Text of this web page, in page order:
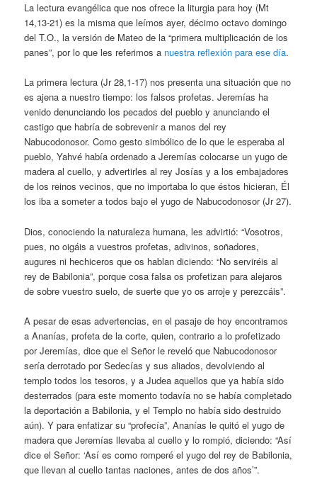
La lectura evangélica que nos ofrece la liturgia para hoy (Mt
14,13-21) es la misma que leímos ayer, décimo octavo domingo
del T.O., la versión de Mateo de la “primera multiplicación de los
panes”, por lo que les referimos a nuestra reflexión para ese día.
La primera lectura (Jr 28,1-17) nos presenta una situación que no
es ajena a nuestro tiempo: los falsos profetas. Jeremías ha
venido denunciando los pecados del pueblo y anunciando el
castigo que habría de sobrevenir a manos del rey
Nabucodonosor. Como gesto simbólico de lo que le esperaba al
pueblo, Yahvé había ordenado a Jeremías colocarse un yugo de
madera al cuello, y advertirles al rey Josías y a los embajadores
de los reinos vecinos, que no importaba lo que éstos hicieran, Él
los iba a someter a todos bajo el yugo de Nabucodonosor (Jr 27).
Dios, conociendo la naturaleza humana, les advirtió: “Vosotros,
pues, no oigáis a vuestros profetas, adivinos, soñadores,
augures ni hechiceros que os hablan diciendo: “No serviréis al
rey de Babilonia”, porque cosa falsa os profetizan para alejaros
de sobre vuestro suelo, de suerte que yo os arroje y perezcáis”.
A pesar de esas advertencias, en el pasaje de hoy encontramos
a Ananías, profeta de la corte, quien, contrario a lo profetizado
por Jeremías, dice que el Señor le reveló que Nabucodonosor
sería derrotado por Sedecías y sus aliados, devolviendo al
templo todos los tesoros, y a Judea aquellos que ya había sido
desterrados (para este momento todavía no se había completado
la deportación a Babilonia, y el Templo no había sido destruido
aún). Y para enfatizar su “profecía”, Ananías le quitó el yugo de
madera que Jeremías llevaba al cuello y lo rompió, diciendo: “Así
dice el Señor: ‘Así es como romperé el yugo del rey de Babilonia,
que llevan al cuello tantas naciones, antes de dos años’”.